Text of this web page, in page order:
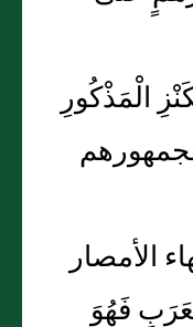
الْمَذْكُورِ
الأمصار
فَهُوَ